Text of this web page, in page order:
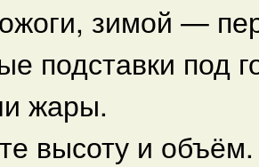
зимой —
подставки под
жары.
высоту и